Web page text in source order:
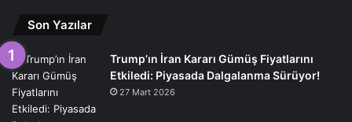
Son Yazılar
Trump’ın İran Kararı Gümüş Fiyatlarını
Etkiledi: Piyasada Dalgalanma Sürüyor!
27 Mart 2026